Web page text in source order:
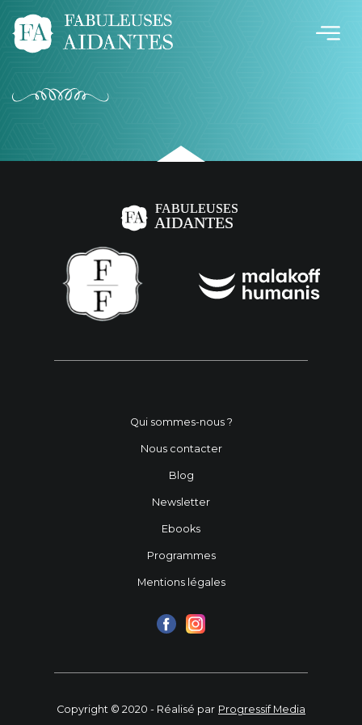
Qui sommes-nous ?
Nous contacter
Blog
Newsletter
Ebooks
Programmes
Mentions légales
Copyright © 2020 - Réalisé par Progressif Media